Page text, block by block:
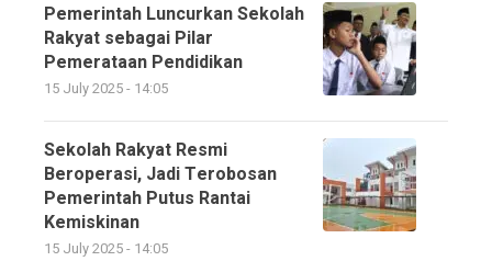
Pemerintah Luncurkan Sekolah
Rakyat sebagai Pilar
Pemerataan Pendidikan
15 July 2025 - 14:05
Sekolah Rakyat Resmi
Beroperasi, Jadi Terobosan
Pemerintah Putus Rantai
Kemiskinan
15 July 2025 - 14:05